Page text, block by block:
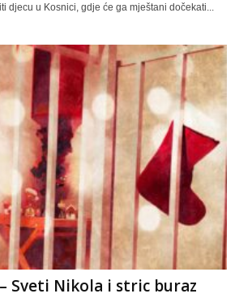
djecu u Kosnici, gdje će ga mještani dočekati...
– Sveti Nikola i stric buraz